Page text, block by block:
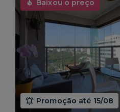
Baixou o preço
Promoção até 15/08